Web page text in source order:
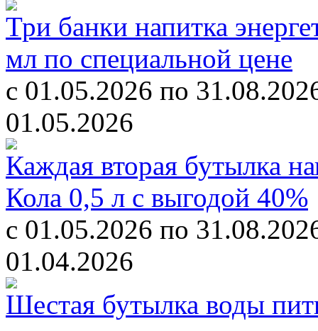
Три банки напитка
мл по специальной цене
с 01.05.2026 по
01.05.2026
Каждая вторая бутылка
Кола 0,5 л с выгодой 40%
с 01.05.2026 по
01.04.2026
Шестая бутылка воды